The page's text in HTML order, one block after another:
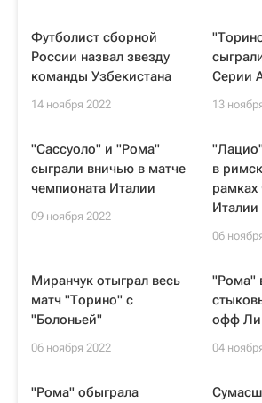
Футболист сборной
России назвал звезду
команды Узбекистана
14 ноября 2022
Серии
13
"Сассуоло" и "Рома"
сыграли вничью в матче
чемпионата Италии
09 ноября 2022
в
рамках
Италии
06
Миранчук отыграл весь
матч "Торино" с
"Болоньей"
06 ноября 2022
"Рома"
офф
04
"Рома" обыграла